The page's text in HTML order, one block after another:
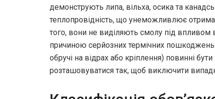
демонструють липа, вільха, осика та
теплопровідність, що унеможливлює
того, вони не виділяють смолу під впливом
причиною серйозних термічних
обручі на відрах або кріплення) повинні
розташовуватися так, щоб виключити